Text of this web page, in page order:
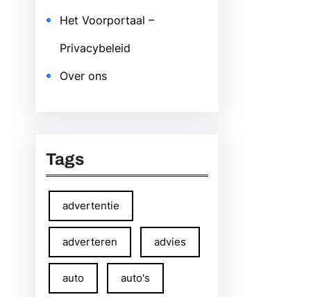
Het Voorportaal –
Privacybeleid
Over ons
Tags
advertentie
adverteren advies
auto auto's